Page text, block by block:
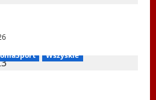
Wszyskie